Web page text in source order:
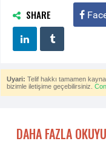
SHARE
Uyari: Telif hakkı tamamen
bizimle iletişime geçebilirsiniz.
DAHA FAZLA